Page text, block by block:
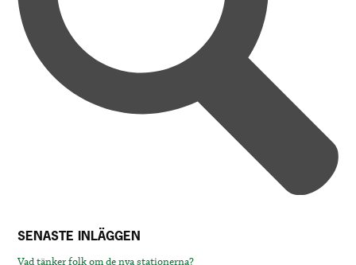
SENASTE INLÄGGEN
Vad tänker folk om de nya stationerna?